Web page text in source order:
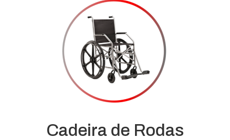
Cadeira de Rodas